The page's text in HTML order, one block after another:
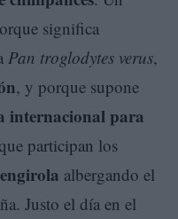
significa
Pan troglodytes verus,
, y porque supone
internacional para
participan los
albergando el
Justo el día en el